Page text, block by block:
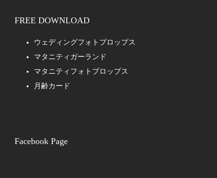
FREE DOWNLOAD
ウェディングフォトプロップス
マタニティガーランド
マタニティフォトプロップス
月齢カード
Facebook Page